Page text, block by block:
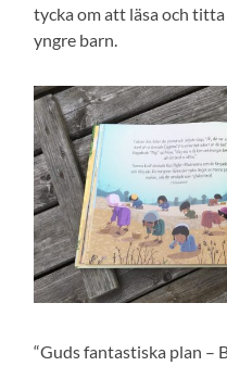
tycka om att läsa och
yngre barn.
“Guds fantastiska plan –